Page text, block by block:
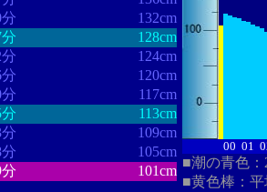
132cm
128cm
124cm
120cm
117cm
113cm
109cm
105cm
101cm
00 01
■潮の青色：
■黄色棒：平